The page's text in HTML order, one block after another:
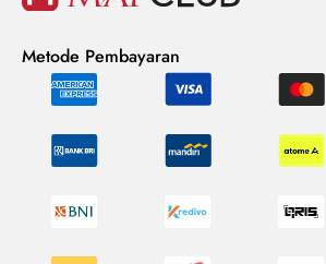
Metode Pembayaran